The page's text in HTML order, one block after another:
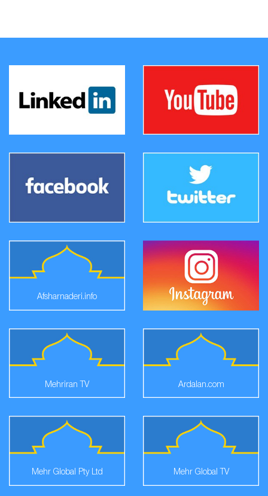
Afsharnaderi.info
Ardalan.com
Mehriran TV
Mehr Global TV
Mehr Global Pty Ltd